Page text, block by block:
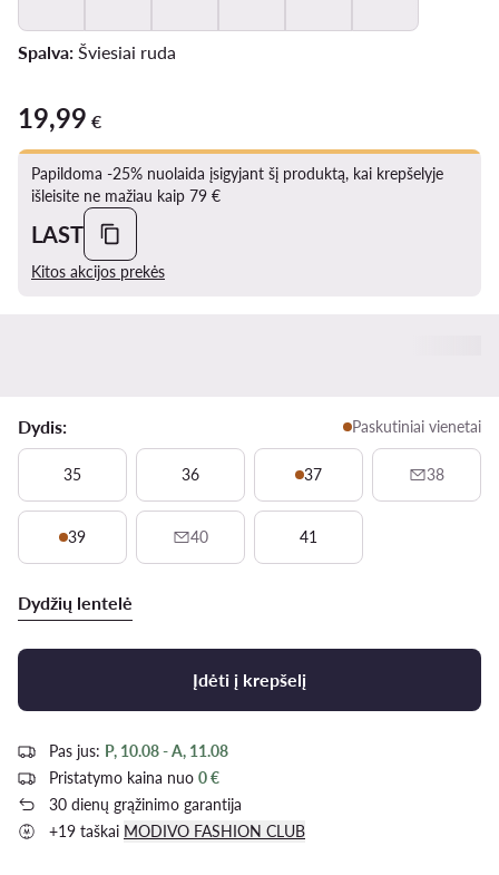
Spalva: Šviesiai ruda
19,99 €
19,99 €
Papildoma -25% nuolaida įsigyjant šį produktą, kai krepšelyje
išleisite ne mažiau kaip 79 €
LAST
Kitos akcijos prekės
Dydis: Paskutiniai vienetai
35 36 37 38
39 40 41
Dydžių lentelė
Įdėti į krepšelį
Pas jus: P, 10.08 - A, 11.08
Pristatymo kaina nuo 0 €
30 dienų grąžinimo garantija
+19 taškai MODIVO FASHION CLUB